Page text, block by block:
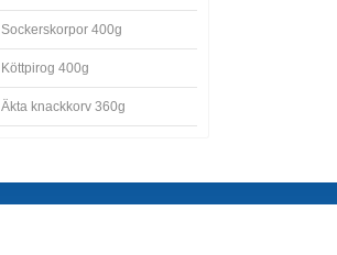
Sockerskorpor 400g
Köttpirog 400g
Äkta knackkorv 360g